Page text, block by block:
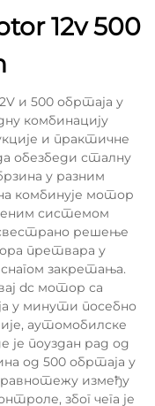
12v 500
и 500 обртаја у
комбинацију
и практичне
обезбеди сталну
у разним
комбинује мотор
системом
решење
претвара у
закретања.
dc мотор са
у минути посебно
аутомобилске
је поуздан рад од
од 500 обртаја у
између
због чега је